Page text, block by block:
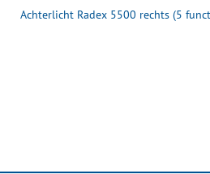
Achterlicht Radex 5500 rechts (5